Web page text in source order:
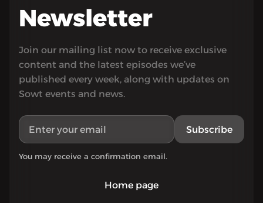
Home page
Newsletter
Join our mailing list now to receive exclusive
content and the latest episodes we’ve
published every week, along with updates on
Sowt events and news.
Subscribe
You may receive a confirmation email.